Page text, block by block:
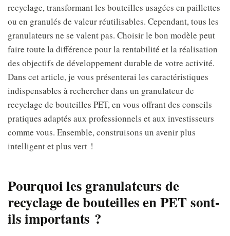
recyclage, transformant les bouteilles usagées en paillettes
ou en granulés de valeur réutilisables. Cependant, tous les
granulateurs ne se valent pas. Choisir le bon modèle peut
faire toute la différence pour la rentabilité et la réalisation
des objectifs de développement durable de votre activité.
Dans cet article, je vous présenterai les caractéristiques
indispensables à rechercher dans un granulateur de
recyclage de bouteilles PET, en vous offrant des conseils
pratiques adaptés aux professionnels et aux investisseurs
comme vous. Ensemble, construisons un avenir plus
intelligent et plus vert !
Pourquoi les granulateurs de
recyclage de bouteilles en PET sont-
ils importants ?